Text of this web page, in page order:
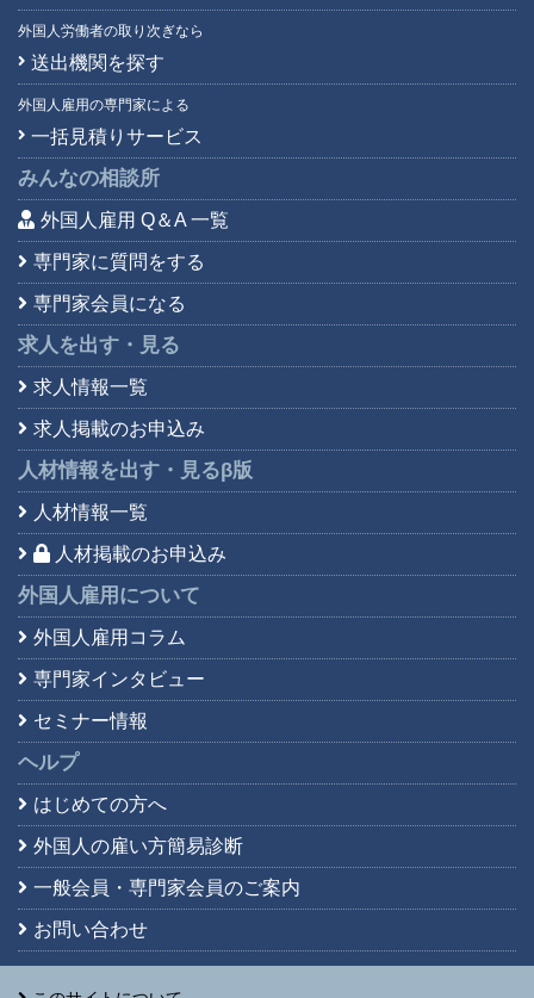
外国人労働者の取り次ぎなら
送出機関を探す
外国人雇用の専門家による
一括見積りサービス
みんなの相談所
外国人雇用 Q＆A 一覧
専門家に質問をする
専門家会員になる
求人を出す・見る
求人情報一覧
求人掲載のお申込み
人材情報を出す・見るβ版
人材情報一覧
人材掲載のお申込み
外国人雇用について
外国人雇用コラム
専門家インタビュー
セミナー情報
ヘルプ
はじめての方へ
外国人の雇い方簡易診断
一般会員・専門家会員のご案内
お問い合わせ